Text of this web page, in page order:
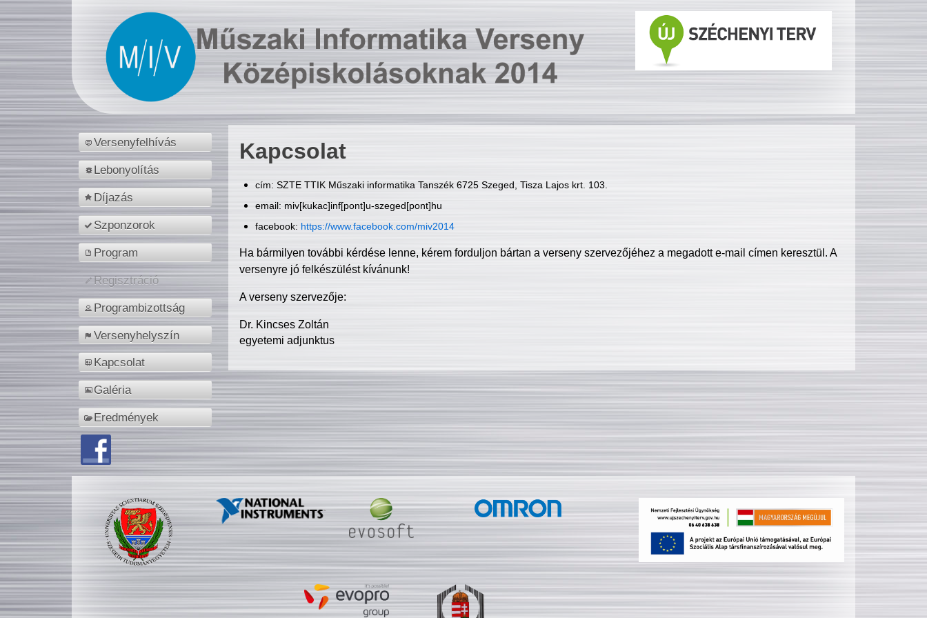
Versenyfelhívás
Lebonyolítás
Díjazás
Szponzorok
Program
Regisztráció
Programbizottság
Versenyhelyszín
Kapcsolat
Galéria
Eredmények
Kapcsolat
cím: SZTE TTIK Műszaki informatika Tanszék 6725 Szeged, Tisza Lajos krt. 103.
email: miv[kukac]inf[pont]u-szeged[pont]hu
facebook: https://www.facebook.com/miv2014
Ha bármilyen további kérdése lenne, kérem forduljon bártan a verseny szervezőjéhez a megadott e-mail címen keresztül. A
versenyre jó felkészülést kívánunk!
A verseny szervezője:
Dr. Kincses Zoltán
egyetemi adjunktus